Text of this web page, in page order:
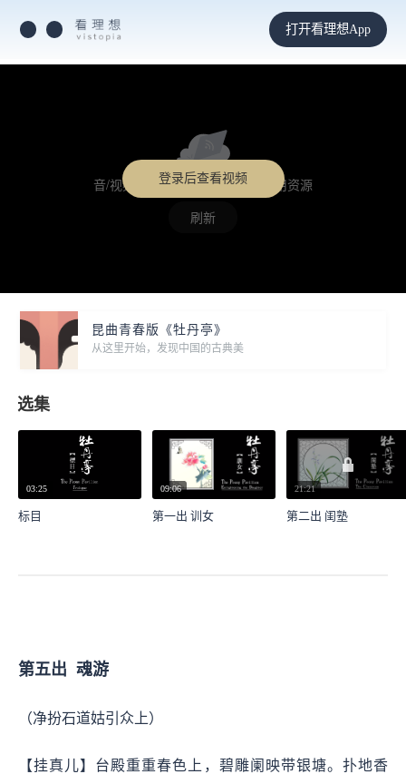
打开看理想App
音/视频格式不支持，或未找到可用资源
刷新
登录后查看视频
昆曲青春版《牡丹亭》
从这里开始，发现中国的古典美
选集
03:25
标目
09:06
第一出 训女
21:21
第二出 闺塾
第五出 魂游
（净扮石道姑引众上）
【挂真儿】台殿重重春色上，碧雕阑映带银塘。扑地香